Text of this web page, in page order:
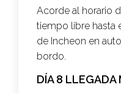
Acorde al horario
tiempo libre hasta
de Incheon en
bordo.
DÍA 8